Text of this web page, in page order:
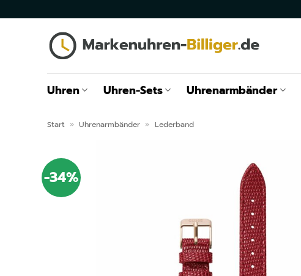
Uhren Uhren-Sets Uhrenarmbänder
Start » Uhrenarmbänder » Lederband
-34%